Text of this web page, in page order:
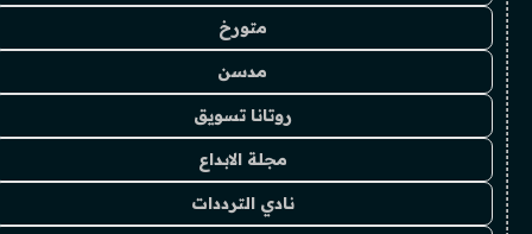
متورخ
مدسن
روتانا تسويق
مجلة الابداع
نادي الترددات